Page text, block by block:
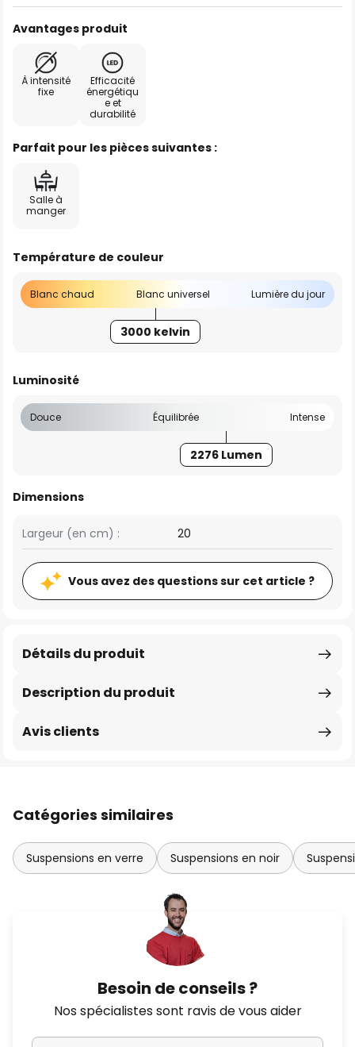
Avantages produit
À intensité
fixe
Efficacité
énergétiqu
e et
durabilité
Parfait pour les pièces suivantes :
Salle à
manger
Température de couleur
Blanc chaud Blanc universel Lumière du jour
3000 kelvin
Luminosité
Douce Équilibrée Intense
2276 Lumen
Dimensions
Largeur (en cm) : 20
Vous avez des questions sur cet article ?
Description du produit
Détails du produit
Avis clients
Catégories similaires
Suspensions en verre Suspensions en noir
Besoin de conseils ?
Nos spécialistes sont ravis de vous aider